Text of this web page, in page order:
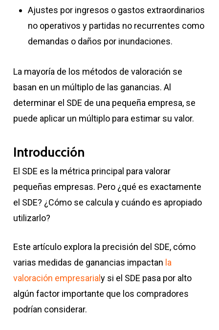
Ajustes por ingresos o gastos extraordinarios
no operativos y partidas no recurrentes como
demandas o daños por inundaciones.
La mayoría de los métodos de valoración se
basan en un múltiplo de las ganancias. Al
determinar el SDE de una pequeña empresa, se
puede aplicar un múltiplo para estimar su valor.
Introducción
El SDE es la métrica principal para valorar
pequeñas empresas. Pero ¿qué es exactamente
el SDE? ¿Cómo se calcula y cuándo es apropiado
utilizarlo?
Este artículo explora la precisión del SDE, cómo
varias medidas de ganancias impactan la
valoración empresarial y si el SDE pasa por alto
algún factor importante que los compradores
podrían considerar.